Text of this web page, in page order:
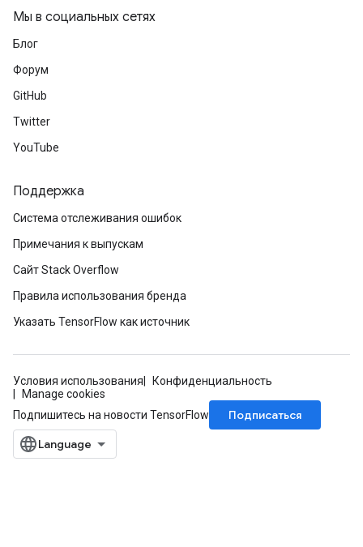
Мы в социальных сетях
Блог
Форум
GitHub
Twitter
YouTube
Поддержка
Система отслеживания ошибок
Примечания к выпускам
Сайт Stack Overflow
Правила использования бренда
Указать TensorFlow как источник
Условия использования
Конфиденциальность
Manage cookies
Подпишитесь на новости TensorFlow
Подписаться